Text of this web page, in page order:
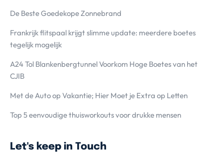
De Beste Goedekope Zonnebrand
Frankrijk flitspaal krijgt slimme update: meerdere boetes
tegelijk mogelijk
A24 Tol Blankenbergtunnel Voorkom Hoge Boetes van het
CJIB
Met de Auto op Vakantie; Hier Moet je Extra op Letten
Top 5 eenvoudige thuisworkouts voor drukke mensen
Let's keep in Touch